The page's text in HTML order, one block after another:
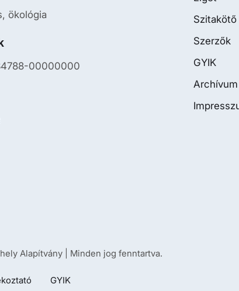
ökológia
00000000
Szitakötő
Szerzők
GYIK
Archívum
Alapítvány | Minden jog fenntartva.
GYIK